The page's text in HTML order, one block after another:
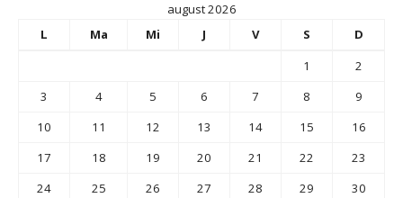
august 2026
L
Ma Mi J V S
D
1
2
3
4 5 6 7 8
9
10
11 12 13 14 15
16
17
18 19 20 21 22
23
24
25 26 27 28 29
30